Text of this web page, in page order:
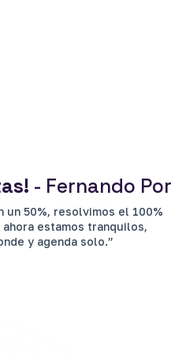
- Fernando
un 50%, resolvimos el 100%
estamos tranquilos,
y agenda solo.”